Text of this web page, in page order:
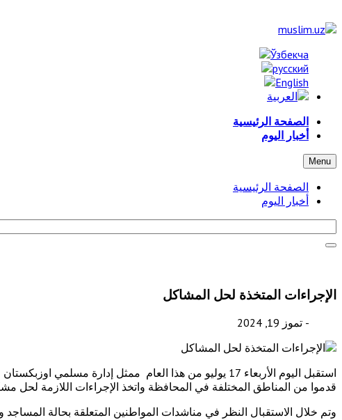
الصفحة الرئيسية
أخبار اليوم
Menu
الصفحة الرئيسية
أخبار اليوم
الإجراءات المتخذة لحل المشاكل
- تموز 19, 2024
استقبل اليوم الأربعاء 17 يوليو من هذا العام ممثل
قدموا من المناطق المختلفة في المحافظة واتخذ الإجراءات اللازمة لحل
وتم خلال الاستقبال النظر في مناشدات المواطنين المتعلقة بحالة المساجد